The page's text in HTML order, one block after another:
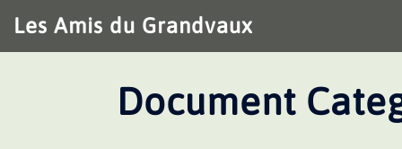
au
contenu
Les Amis du Grandvaux
Document